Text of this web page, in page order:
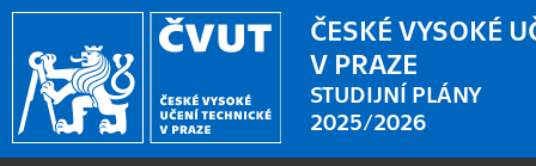
ČESKÉ VYSOKÉ
V PRAZE
STUDIJNÍ PLÁNY
2025/2026